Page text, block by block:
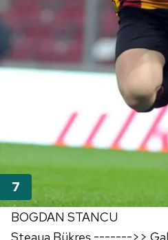
BOGDAN STANCU
Steaua Bükreş ------->>